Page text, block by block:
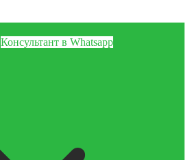
Консультант в Whatsapp